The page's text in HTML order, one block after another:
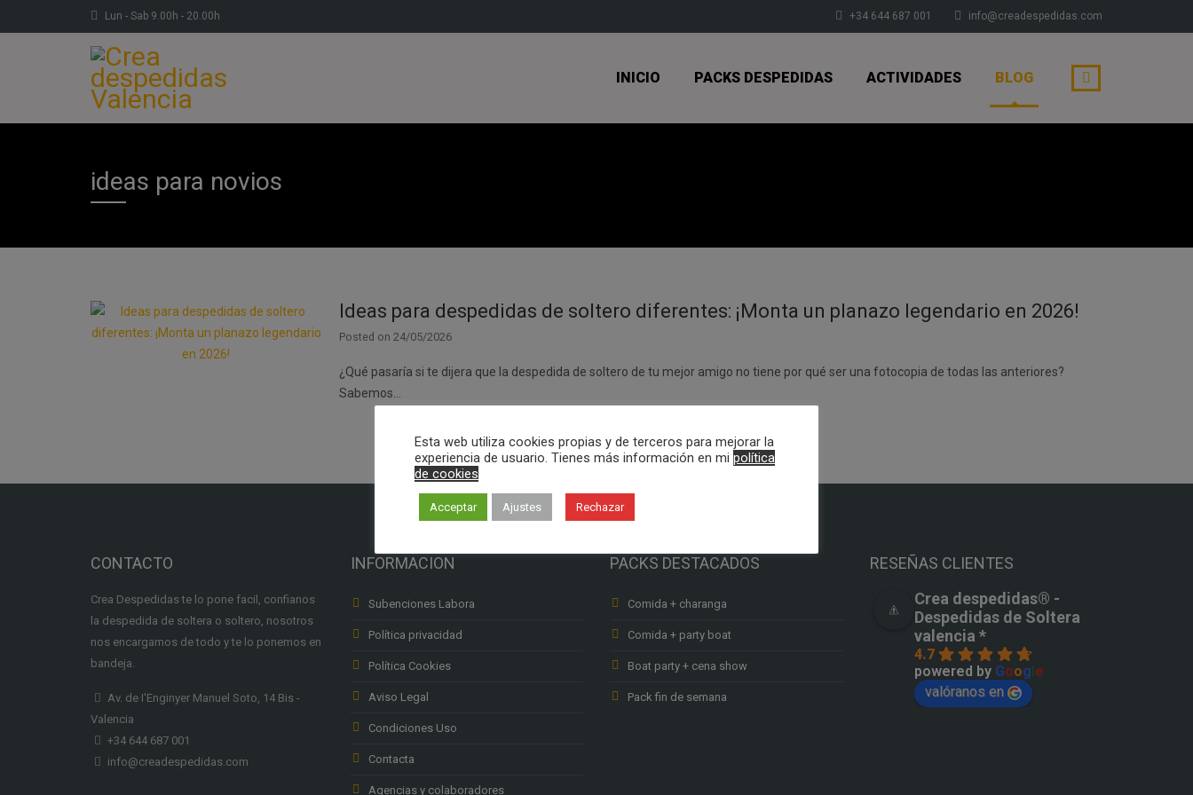
Lun - Sab 9.00h - 20.00h +34 644 687 001 info@creadespedidas.com
INICIO PACKS DESPEDIDAS ACTIVIDADES BLOG
ideas para novios
Ideas para despedidas de soltero diferentes: ¡Monta un planazo legendario en 2026!
Posted on 24/05/2026
¿Qué pasaría si te dijera que la despedida de soltero de tu mejor amigo no tiene por qué ser una fotocopia de todas las anteriores?
Sabemos…
CONTACTO
Crea Despedidas te lo pone facil, confianos
la despedida de soltera o soltero, nosotros
nos encargamos de todo y te lo ponemos en
bandeja.
Av. de I'Enginyer Manuel Soto, 14 Bis -
Valencia
+34 644 687 001
info@creadespedidas.com
INFORMACION
Subenciones Labora
Política privacidad
Política Cookies
Aviso Legal
Condiciones Uso
Contacta
Agencias y colaboradores
PACKS DESTACADOS
Comida + charanga
Comida + party boat
Boat party + cena show
Pack fin de semana
RESEÑAS CLIENTES
Crea despedidas®️ -
Despedidas de Soltera
valencia *
4.7
powered by Google
valóranos en
Esta web utiliza cookies propias y de terceros para mejorar la
experiencia de usuario. Tienes más información en mi política
de cookies
Acceptar Ajustes Rechazar